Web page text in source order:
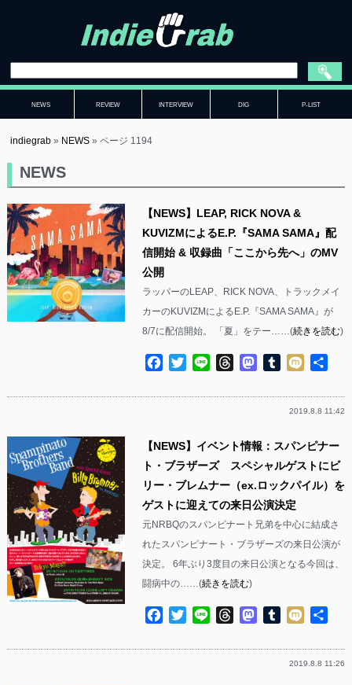
NEWS REVIEW INTERVIEW DIG P-LIST
indiegrab » NEWS »ページ 1194
NEWS
【NEWS】LEAP, RICK NOVA &
KUVIZMによるE.P.『SAMA SAMA』配
信開始 & 収録曲「ここから先へ」のMV
公開
ラッパーのLEAP、RICK NOVA、トラックメイ
カーのKUVIZMによるE.P.『SAMA SAMA』が
8/7に配信開始。 「夏」をテー……(続きを読む)
Facebook
TwitterLine ThreadsMastodon
Tumblr
Mixi
2019.8.8 11:42
【NEWS】イベント情報：スパンピナー
ト・ブラザーズ スペシャルゲストにビ
リー・ブレムナー（ex.ロックパイル）を
ゲストに迎えての来日公演決定
元NRBQのスパンピナート兄弟を中心に結成さ
れたスパンピナート・ブラザーズの来日公演が
決定。 6年ぶり3度目の来日公演となる今回は、
闘病中の……(続きを読む)
Facebook
TwitterLine ThreadsMastodon
Tumblr
Mixi
2019.8.8 11:26